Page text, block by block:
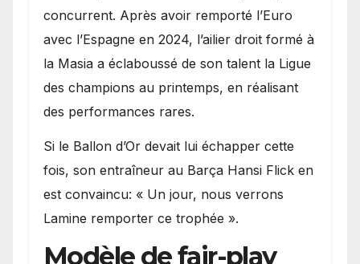
concurrent. Après avoir remporté l’Euro
avec l’Espagne en 2024, l’ailier droit formé à
la Masia a éclaboussé de son talent la Ligue
des champions au printemps, en réalisant
des performances rares.
Si le Ballon d’Or devait lui échapper cette
fois, son entraîneur au Barça Hansi Flick en
est convaincu: « Un jour, nous verrons
Lamine remporter ce trophée ».
Modèle de fair-play